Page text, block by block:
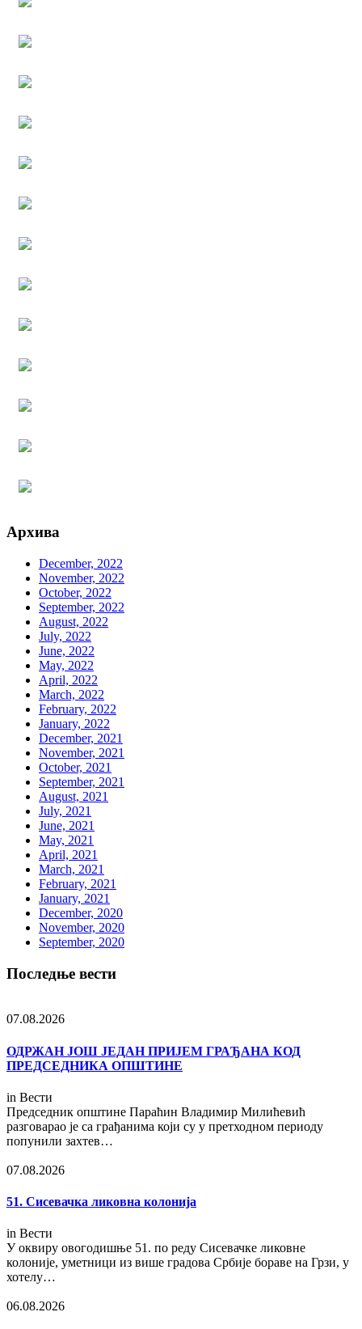
Архива
December, 2022
November, 2022
October, 2022
September, 2022
August, 2022
July, 2022
June, 2022
May, 2022
April, 2022
March, 2022
February, 2022
January, 2022
December, 2021
November, 2021
October, 2021
September, 2021
August, 2021
July, 2021
June, 2021
May, 2021
April, 2021
March, 2021
February, 2021
January, 2021
December, 2020
November, 2020
September, 2020
Последње вести
07.08.2026
ОДРЖАН ЈОШ ЈЕДАН ПРИЈЕМ ГРАЂАНА КОД
ПРЕДСЕДНИКА ОПШТИНЕ
in Вести
Председник општине Параћин Владимир Милићевић
разговарао је са грађанима који су у претходном периоду
попунили захтев…
07.08.2026
51. Сисевачка ликовна колонија
in Вести
У оквиру овогодишње 51. по реду Сисевачке ликовне
колоније, уметници из више градова Србије бораве на Грзи, у
хотелу…
06.08.2026